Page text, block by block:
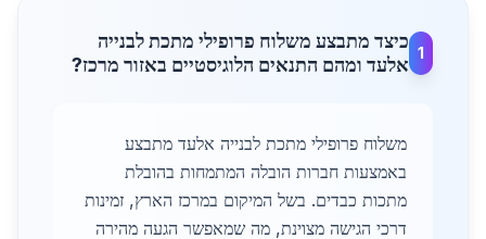
1
כיצד מתבצע משלוח פרופילי מתכת לבנייה
אלעד ומהם התנאים הלוגיסטיים באזור מרכז?
משלוח פרופילי מתכת לבנייה אלעד מתבצע
באמצעות חברות הובלה המתמחות בהובלת
מתכות כבדים. בשל המיקום במרכז הארץ, זמינות
דרכי הגישה מצוינת, מה שמאפשר הגעה מהירה